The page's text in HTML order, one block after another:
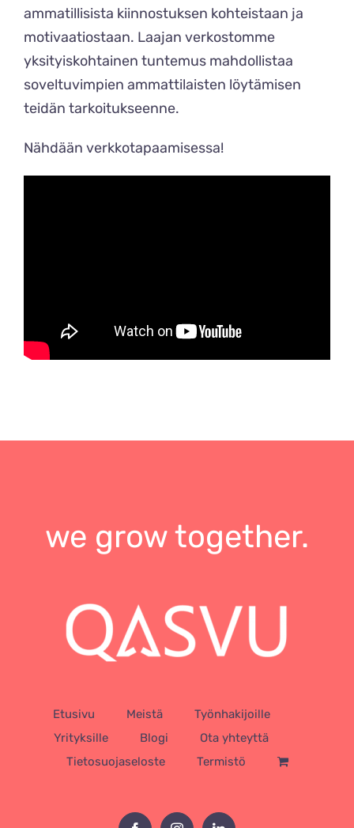
ammatillisista kiinnostuksen kohteistaan ja
motivaatiostaan. Laajan verkostomme
yksityiskohtainen tuntemus mahdollistaa
soveltuvimpien ammattilaisten löytämisen
teidän tarkoitukseenne.
Nähdään verkkotapaamisessa!
we grow together.
Etusivu Meistä
Työnhakijoille
Yrityksille
Blogi
Ota yhteyttä
Tietosuojaseloste
Termistö